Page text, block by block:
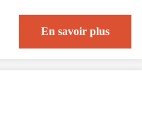
En savoir plus